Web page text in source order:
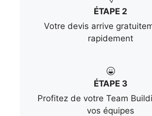
ÉTAPE 2
Votre devis arrive
rapidement
ÉTAPE 3
Profitez de votre Team
vos équipes